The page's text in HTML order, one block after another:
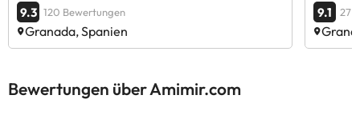
9.3 120 Bewertungen
Granada, Spanien
9.1 27
Bewertungen über Amimir.com